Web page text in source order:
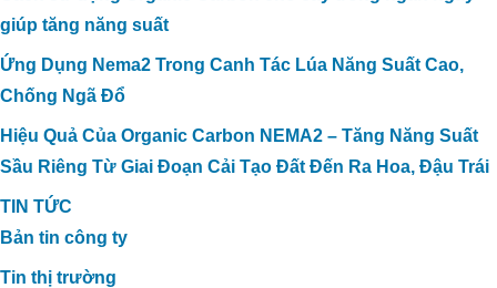
giúp tăng năng suất
Ứng Dụng Nema2 Trong Canh Tác Lúa Năng Suất Cao,
Chống Ngã Đổ
Hiệu Quả Của Organic Carbon NEMA2 – Tăng Năng Suất
Sầu Riêng Từ Giai Đoạn Cải Tạo Đất Đến Ra Hoa, Đậu Trái
TIN TỨC
Bản tin công ty
Tin thị trường